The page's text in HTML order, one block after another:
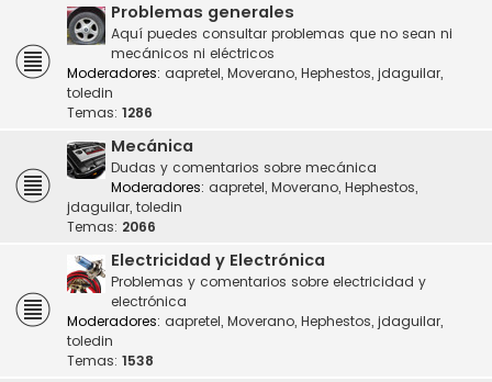
Problemas generales
Aquí puedes consultar problemas que no sean ni
mecánicos ni eléctricos
Moderadores: aapretel, Moverano, Hephestos, jdaguilar,
toledin
Temas: 1286
Mecánica
Dudas y comentarios sobre mecánica
Moderadores: aapretel, Moverano, Hephestos,
jdaguilar, toledin
Temas: 2066
Electricidad y Electrónica
Problemas y comentarios sobre electricidad y
electrónica
Moderadores: aapretel, Moverano, Hephestos, jdaguilar,
toledin
Temas: 1538